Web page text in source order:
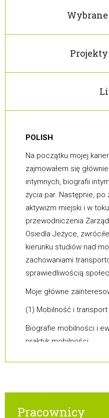
POLISH
Na początku mojej
zajmowałem się
intymnych, biografii
życia par. Następnie, po
aktywizm miejski i w
przewodniczenia
Osiedla Jeżyce,
kierunku studiów nad
zachowaniami
sprawiedliwością
Moje główne
(1) Mobilność i transport
Biografie mobilności i
praktyk mobilności
Zrównoważona
mobilności w obliczu
Pracownicy